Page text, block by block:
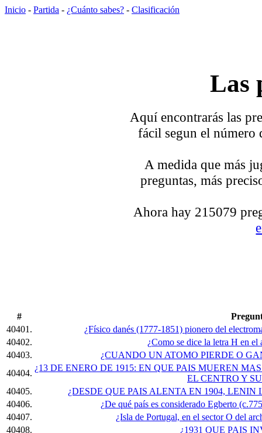
Inicio - Partida - ¿Cuánto sabes? - Clasificación
Las
Aquí encontrarás las
fácil segun el número
A medida que más
preguntas, más
Ahora hay 215079
#
40401.
¿Físico danés (1777-1851) pionero del
40402.
¿Como se dice la letra H en
40403.
¿CUANDO UN ATOMO PIERDE O
40404.
¿13 DE ENERO DE 1915: EN QUE PAIS MUEREN
EL CENTRO Y
40405.
¿DESDE QUE PAIS ALENTA EN 1904,
40406.
¿De qué país es considerado Egberto
40407.
¿Isla de Portugal, en el sector O del
40408.
¿1931 QUE PAIS